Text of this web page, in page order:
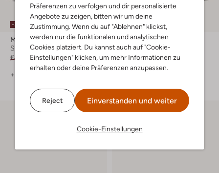
Präferenzen zu verfolgen und dir personalisierte
Angebote zu zeigen, bitten wir um deine
Zustimmung. Wenn du auf "Ablehnen" klickst,
werden nur die funktionalen und analytischen
Cookies platziert. Du kannst auch auf "Cookie-
Einstellungen" klicken, um mehr Informationen zu
erhalten oder deine Präferenzen anzupassen.
Reject Einverstanden und weiter
Cookie-Einstellungen
-30%
Mrp
Sneaker Low
€ 159,99 € 111,99
+ mehr farben
-30%
Mrp
Sneaker Low
€ 159,99 € 111,99